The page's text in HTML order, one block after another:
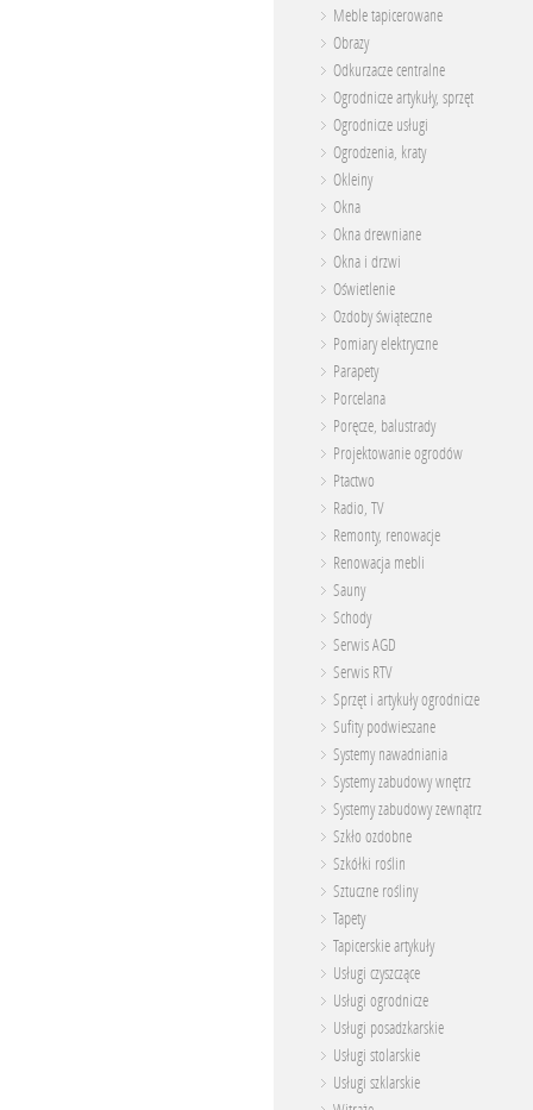
Meble tapicerowane
Obrazy
Odkurzacze centralne
Ogrodnicze artykuły, sprzęt
Ogrodnicze usługi
Ogrodzenia, kraty
Okleiny
Okna
Okna drewniane
Okna i drzwi
Oświetlenie
Ozdoby świąteczne
Pomiary elektryczne
Parapety
Porcelana
Poręcze, balustrady
Projektowanie ogrodów
Ptactwo
Radio, TV
Remonty, renowacje
Renowacja mebli
Sauny
Schody
Serwis AGD
Serwis RTV
Sprzęt i artykuły ogrodnicze
Sufity podwieszane
Systemy nawadniania
Systemy zabudowy wnętrz
Systemy zabudowy zewnątrz
Szkło ozdobne
Szkółki roślin
Sztuczne rośliny
Tapety
Tapicerskie artykuły
Usługi czyszczące
Usługi ogrodnicze
Usługi posadzkarskie
Usługi stolarskie
Usługi szklarskie